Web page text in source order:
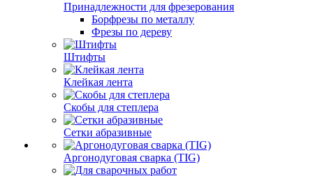
Принадлежности для фрезерования
Борфрезы по металлу
Фрезы по дереву
Штифты
Клейкая лента
Скобы для степлера
Сетки абразивные
Аргонодуговая сварка (TIG)